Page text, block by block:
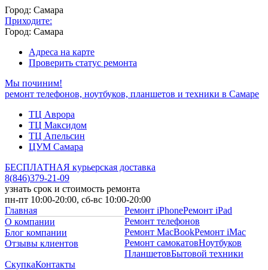
Город: Самара
Приходите:
Город: Самара
Адреса на карте
Проверить статус ремонта
Мы починим!
ремонт телефонов, ноутбуков, планшетов и техники в Самаре
ТЦ Аврора
ТЦ Максидом
ТЦ Апельсин
ЦУМ Самара
БЕСПЛАТНАЯ курьерская доставка
8(846)379-21-09
узнать срок и стоимость ремонта
пн-пт 10:00-20:00, сб-вс 10:00-20:00
Главная
О компании
Блог компании
Отзывы клиентов
Ремонт iPhoneРемонт iPad
Ремонт телефонов
Ремонт MacBookРемонт iMac
Ремонт самокатовНоутбуков
ПланшетовБытовой техники
СкупкаКонтакты